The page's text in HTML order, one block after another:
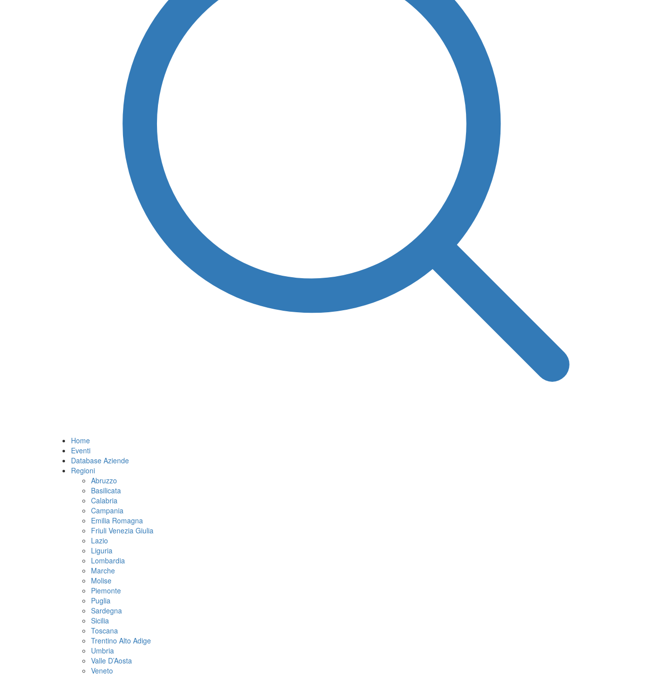
Home
Eventi
Database Aziende
Regioni
Abruzzo
Basilicata
Calabria
Campania
Emilia Romagna
Friuli Venezia Giulia
Lazio
Liguria
Lombardia
Marche
Molise
Piemonte
Puglia
Sardegna
Sicilia
Toscana
Trentino Alto Adige
Umbria
Valle D’Aosta
Veneto